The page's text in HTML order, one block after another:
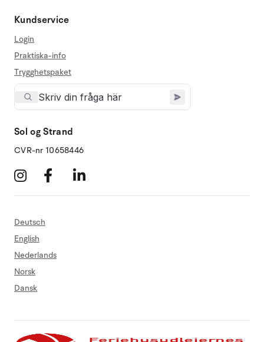
Kundservice
Login
Praktiska-info
Trygghetspaket
Sol og Strand
CVR-nr 10658446
Deutsch
English
Nederlands
Norsk
Dansk